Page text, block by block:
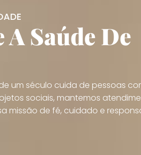
Saúde De
um século cuida de pessoas
sociais, mantemos
missão de fé, cuidado e